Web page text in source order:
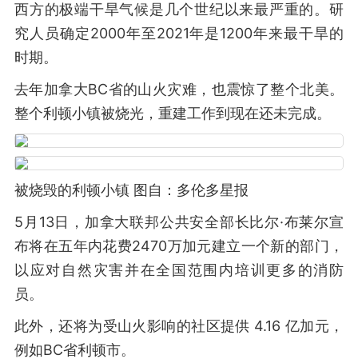
西方的极端干旱气候是几个世纪以来最严重的。研
究人员确定2000年至2021年是1200年来最干旱的
时期。
去年加拿大BC省的山火灾难，也震惊了整个北美。
整个利顿小镇被烧光，重建工作到现在还未完成。
被烧毁的利顿小镇 图自：多伦多星报
5月13日，加拿大联邦公共安全部长比尔·布莱尔宣
布将在五年内花费2470万加元建立一个新的部门，
以应对自然灾害并在全国范围内培训更多的消防
员。
此外，还将为受山火影响的社区提供 4.16 亿加元，
例如BC省利顿市。